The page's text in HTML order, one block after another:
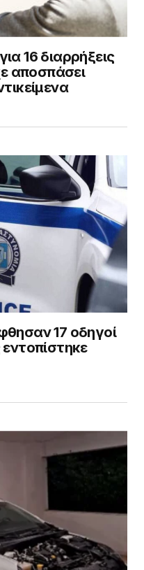
16 διαρρήξεις
αποσπάσει
17 οδηγοί